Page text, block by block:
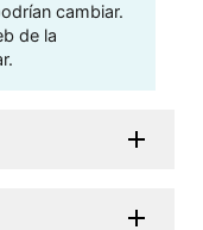
cambiar.
de la